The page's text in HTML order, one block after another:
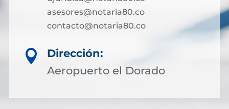
asesores@notaria80.co
contacto@notaria80.co ​

Dirección:
Aeropuerto el Dorado